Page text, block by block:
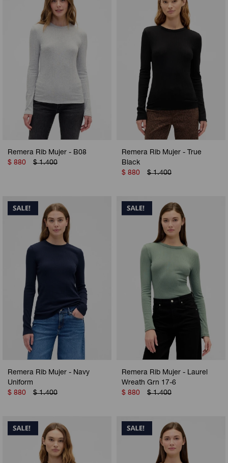
Remera Rib Mujer - B08
$ 880 $ 1.400
Remera Rib Mujer - True
Black
$ 880 $ 1.400
Remera Rib Mujer - Navy
Uniform
$ 880 $ 1.400
Remera Rib Mujer - Laurel
Wreath Grn 17-6
$ 880 $ 1.400